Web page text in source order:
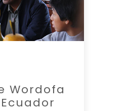
Wordofa